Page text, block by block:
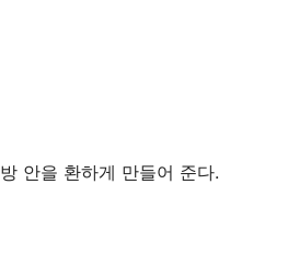
안을 환하게 만들어 준다.